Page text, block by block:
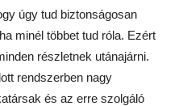
úgy tud biztonságosan
minél többet tud róla. Ezért
részletnek utánajárni.
rendszerben nagy
és az erre szolgáló